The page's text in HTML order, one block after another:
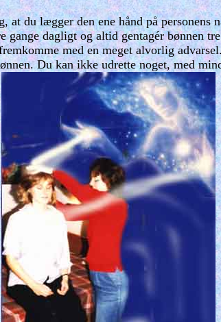
du lægger den ene hånd på personens
gange dagligt og altid gentagér bønnen
med en meget alvorlig
Du kan ikke udrette noget, med